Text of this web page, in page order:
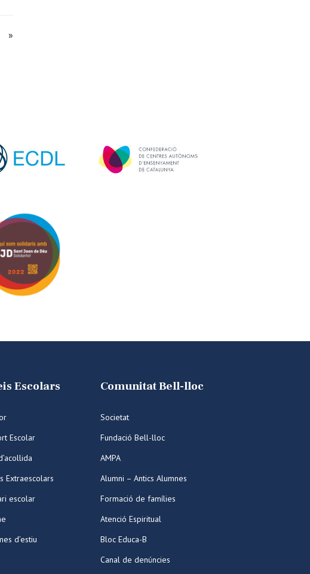
»
Escolars
Escolar
Extraescolars
escolar
d’estiu
Comunitat Bell-lloc
Societat
Fundació Bell-lloc
AMPA
Alumni – Antics Alumnes
Formació de famílies
Atenció Espiritual
Bloc Educa-B
Canal de denúncies